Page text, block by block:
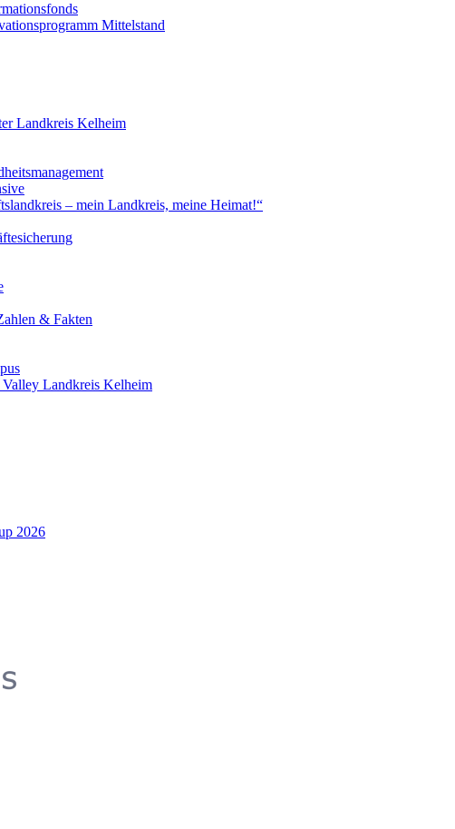
Mittelstand
Landkreis Kelheim
– mein Landkreis, meine Heimat!“
& Fakten
Landkreis Kelheim
2026